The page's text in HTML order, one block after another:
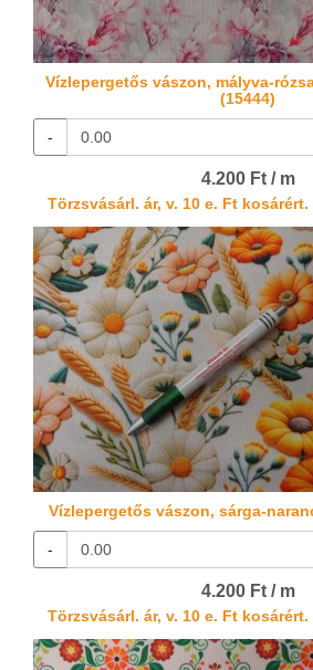
Vízlepergetős vászon, mályva-
(15444)
-
4.200 Ft / m
Törzsvásárl. ár, v. 10 e. Ft
Vízlepergetős vászon, sárga-
-
4.200 Ft / m
Törzsvásárl. ár, v. 10 e. Ft